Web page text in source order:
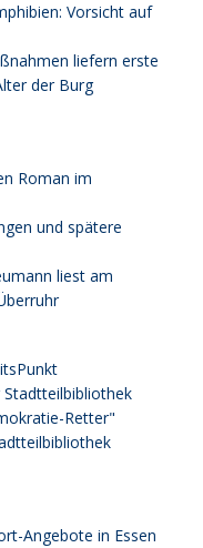
Vorsicht auf
liefern erste
der Burg
Roman im
und spätere
liest am
Stadtteilbibliothek
Retter"
Angebote in Essen